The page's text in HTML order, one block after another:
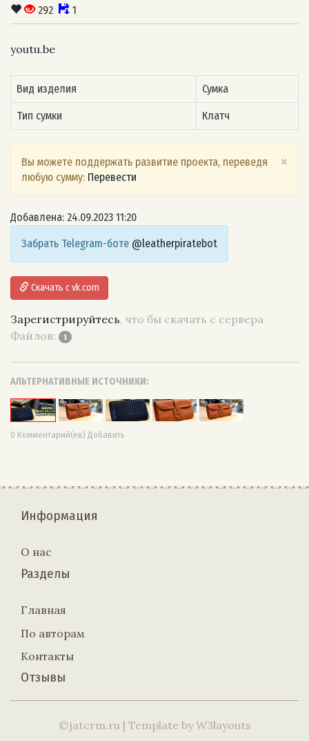
292
1
youtu.be
Вид изделия Сумка
Тип сумки Клатч
×
Вы можете поддержать развитие проекта, переведя
любую сумму: Перевести
Добавлена: 24.09.2023 11:20
Забрать Telegram-боте @leatherpiratebot
Скачать с vk.com
Зарегистрируйтесь, что бы скачать с сервера
Файлов:
1
АЛЬТЕРНАТИВНЫЕ ИСТОЧНИКИ:
0 Комментарий(ев) Добавить
Информация
О нас
Разделы
Главная
По авторам
Контакты
Отзывы
©jatcrm.ru| Template byW3layouts